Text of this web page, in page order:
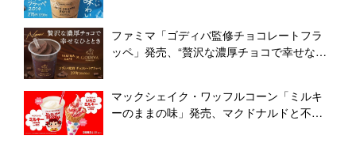
ファミマ「ゴディバ監修チョコレートフラ
ッペ」発売、“贅沢な濃厚チョコで幸せなひ
マックシェイク・ワッフルコーン「ミルキ
ーのままの味」発売、マクドナルドと不二